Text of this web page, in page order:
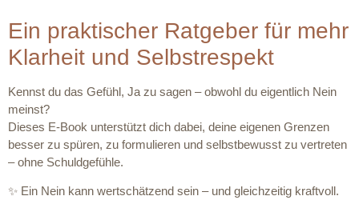
Ein praktischer Ratgeber für mehr
Klarheit und Selbstrespekt
Kennst du das Gefühl, Ja zu sagen – obwohl du eigentlich Nein
meinst?
Dieses E‑Book unterstützt dich dabei, deine eigenen Grenzen
besser zu spüren, zu formulieren und selbstbewusst zu vertreten
– ohne Schuldgefühle.
✨ Ein Nein kann wertschätzend sein – und gleichzeitig kraftvoll.